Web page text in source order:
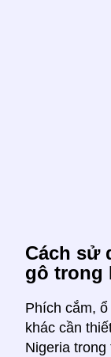
Cách sử
gô trong
Phích cắm,
khác cần
Nigeria trong